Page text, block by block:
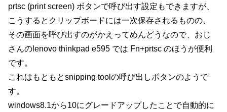
prtsc (print screen) ボタンで呼び出す設定もできますが、
こうするとクリップボードには一次保存されるものの、
その画面を呼び出すのがかえってめんどうなので、おじ
さんのlenovo thinkpad e595 では Fn+prtsc のほうが便利
です。
これはもともとsnipping toolの呼び出しボタンのようで
す。
windows8.1から10にグレードアップしたことで自動的に